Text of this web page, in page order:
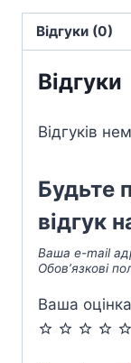
Відгуки (0)
Відгуки
Відгуків
Будьте
відгук
Ваша e-mail
Обов’язкові
Ваша оцінка